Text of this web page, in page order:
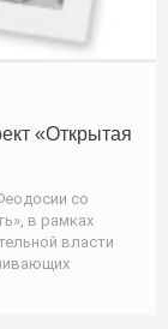
«Открытая
со
в рамках
власти